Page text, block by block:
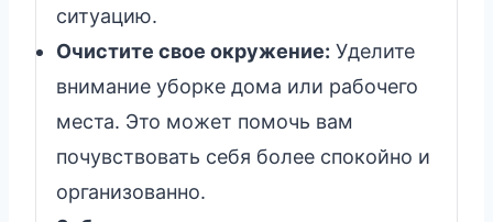
ситуацию.
Очистите свое окружение: Уделите
внимание уборке дома или рабочего
места. Это может помочь вам
почувствовать себя более спокойно и
организованно.